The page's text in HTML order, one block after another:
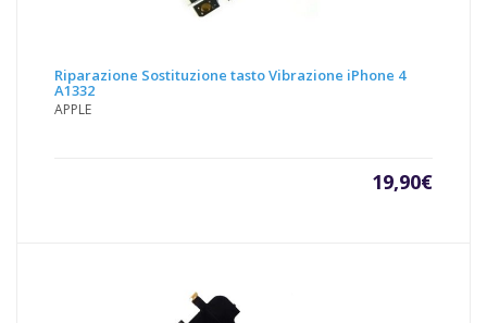
Riparazione Sostituzione tasto Vibrazione iPhone 4
A1332
APPLE
19,90€